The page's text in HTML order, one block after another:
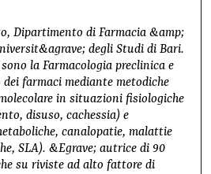
Dipartimento di Farmacia &amp;
degli Studi di Bari.
la Farmacologia preclinica e
farmaci mediante metodiche
in situazioni fisiologiche
disuso, cachessia) e
canalopatie, malattie
SLA). &Egrave; autrice di 90
su riviste ad alto fattore di